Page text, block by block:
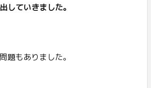
していきました。
題もありました。